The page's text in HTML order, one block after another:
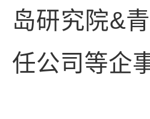
岛研究院&
任公司等企